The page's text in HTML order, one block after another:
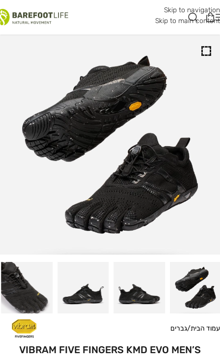
Skip to navigation
Skip to main content
עמוד הבית/גברים
VIBRAM FIVE FINGERS KMD EVO MEN’S